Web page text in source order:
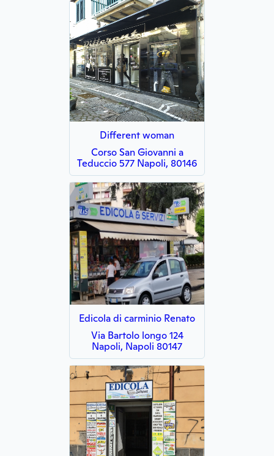
Different woman
Corso San Giovanni a
Teduccio 577 Napoli, 80146
Edicola di carminio Renato
Via Bartolo longo 124
Napoli, Napoli 80147